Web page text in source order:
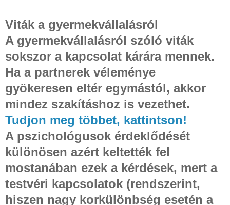
Viták a gyermekvállalásról
A gyermekvállalásról szóló viták
sokszor a kapcsolat kárára mennek.
Ha a partnerek véleménye
gyökeresen eltér egymástól, akkor
mindez szakításhoz is vezethet.
Tudjon meg többet, kattintson!
A pszichológusok érdeklődését
különösen azért keltették fel
mostanában ezek a kérdések, mert a
testvéri kapcsolatok (rendszerint,
hiszen nagy korkülönbség esetén a